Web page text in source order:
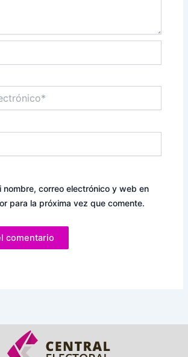
nombre, correo electrónico y web en
para la próxima vez que comente.